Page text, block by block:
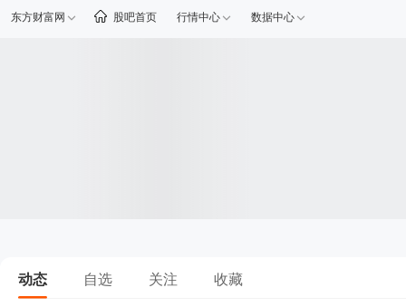
东方财富网 股吧首页 行情中心 数据中心
动态 自选 关注 收藏